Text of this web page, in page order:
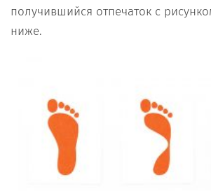
получившийся отпечаток с
ниже.